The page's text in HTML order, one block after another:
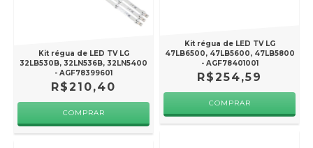
Kit régua de LED TV LG
32LB530B, 32LN536B, 32LN5400
- AGF78399601
R$210,40
Kit régua de LED TV LG
47LB6500, 47LB5600, 47LB5800
- AGF78401001
R$254,59